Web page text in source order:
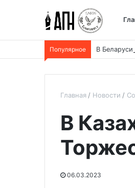
Популярное В
Главная Новости
В
06.03.2023